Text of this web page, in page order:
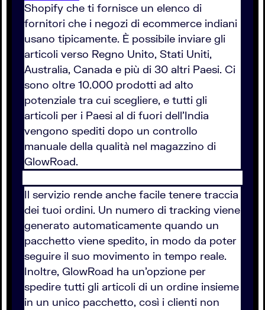
Shopify che ti fornisce un elenco di
fornitori che i negozi di ecommerce indiani
usano tipicamente. È possibile inviare gli
articoli verso Regno Unito, Stati Uniti,
Australia, Canada e più di 30 altri Paesi. Ci
sono oltre 10.000 prodotti ad alto
potenziale tra cui scegliere, e tutti gli
articoli per i Paesi al di fuori dell'India
vengono spediti dopo un controllo
manuale della qualità nel magazzino di
GlowRoad.
Il servizio rende anche facile tenere traccia
dei tuoi ordini. Un numero di tracking viene
generato automaticamente quando un
pacchetto viene spedito, in modo da poter
seguire il suo movimento in tempo reale.
Inoltre, GlowRoad ha un'opzione per
spedire tutti gli articoli di un ordine insieme
in un unico pacchetto, così i clienti non